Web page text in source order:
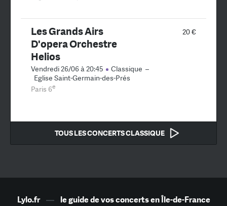
20 €
Les Grands Airs
D'opera Orchestre
Helios
Vendredi 26/06 à 20:45 Classique –
Eglise Saint-Germain-des-Prés
Paris 6e
TOUS LES CONCERTS CLASSIQUE
Lylo.fr— le guide de vos concerts en Île-de-France